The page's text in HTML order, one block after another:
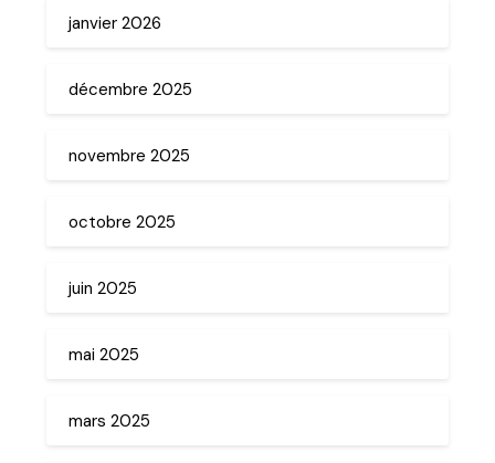
janvier 2026
décembre 2025
novembre 2025
octobre 2025
juin 2025
mai 2025
mars 2025